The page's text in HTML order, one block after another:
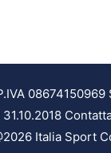
Italia Sport